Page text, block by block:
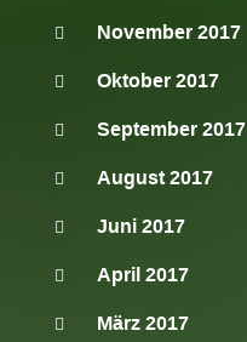
November 2017
Oktober 2017
September 2017
August 2017
Juni 2017
April 2017
März 2017